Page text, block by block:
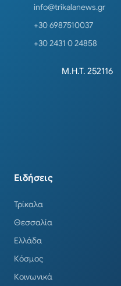
info@trikalanews.gr
+30 6987510037
+30 2431 0 24858
Μ.Η.Τ. 252116
Ειδήσεις
Τρίκαλα
Θεσσαλία
Ελλάδα
Κόσμος
Κοινωνικά